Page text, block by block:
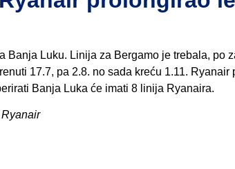
Banja Luku. Linija za Bergamo je trebala, po
17.7, pa 2.8. no sada kreću 1.11.
Banja Luka će imati 8 linija Ryanaira.